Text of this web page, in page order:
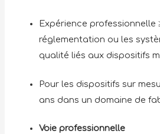
Expérience professionnelle
réglementation ou les
qualité liés aux dispositifs
Pour les dispositifs sur
ans dans un domaine de
Voie professionnelle